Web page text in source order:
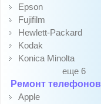
Epson
Fujifilm
Hewlett-Packard
Kodak
Konica Minolta
еще 6
Ремонт телефонов
Apple